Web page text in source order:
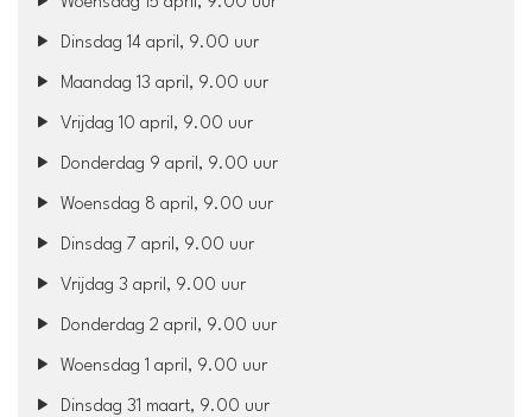
Dinsdag 14 april, 9.00 uur
Maandag 13 april, 9.00 uur
Vrijdag 10 april, 9.00 uur
Donderdag 9 april, 9.00 uur
Woensdag 8 april, 9.00 uur
Dinsdag 7 april, 9.00 uur
Vrijdag 3 april, 9.00 uur
Donderdag 2 april, 9.00 uur
Woensdag 1 april, 9.00 uur
Dinsdag 31 maart, 9.00 uur